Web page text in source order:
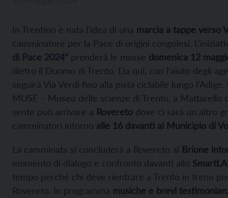
In Trentino è nata l’idea di una marcia a tappe verso
camminatore per la Pace di origini congolesi.
di Pace 2024” prenderà le mosse domenica 12
dietro il Duomo di Trento. Da qui, con l’aiuto degli
seguirà Via Verdi fino alla pista ciclabile lungo
MUSE – Museo delle scienze di Trento, a Mattarello
sente può arrivare a Rovereto dove ci sarà un altro
camminatori intorno alle 16 davanti al Municipio di
La camminata si concluderà a Rovereto al Brione
momento di dialogo e confronto davanti allo
tempo perché chi deve rientrare a Trento in treno
Rovereto. In programma musiche e brevi